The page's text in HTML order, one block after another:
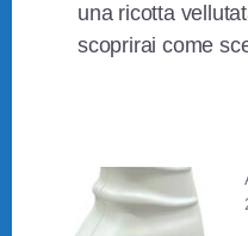
una ricotta
scoprirai come